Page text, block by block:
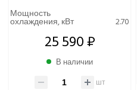
Мощность
охлаждения, кВт 2.70
25 590 ₽
В наличии
шт